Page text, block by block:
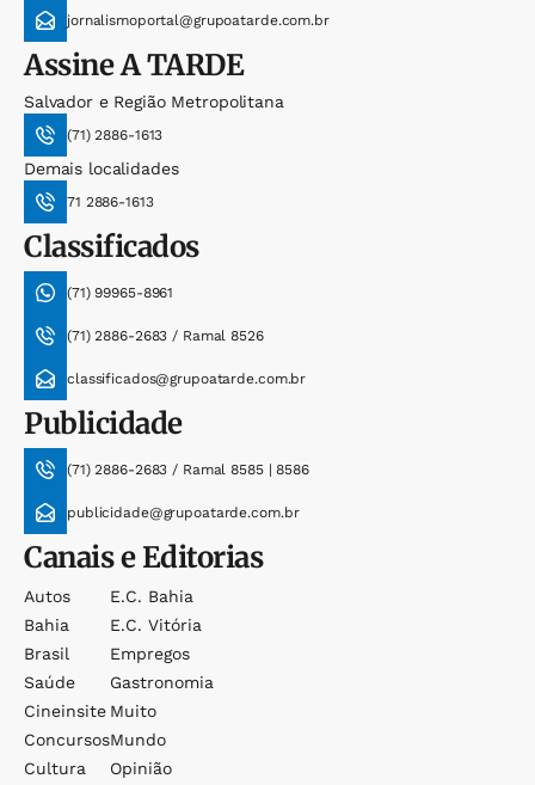
jornalismoportal@grupoatarde.com.br
AssineA TARDE
Salvador e Região Metropolitana
(71) 2886-1613
Demais localidades
71 2886-1613
Classificados
(71) 99965-8961
(71) 2886-2683 / Ramal 8526
classificados@grupoatarde.com.br
Publicidade
(71) 2886-2683 / Ramal 8585 | 8586
publicidade@grupoatarde.com.br
Canais e Editorias
Autos
Bahia
Brasil
Saúde
Cineinsite
Concursos
Cultura
E.c. Bahia
E.c. Vitória
Empregos
Gastronomia
Muito
Mundo
Opinião